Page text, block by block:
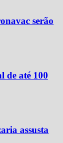
serão
de até 100
assusta